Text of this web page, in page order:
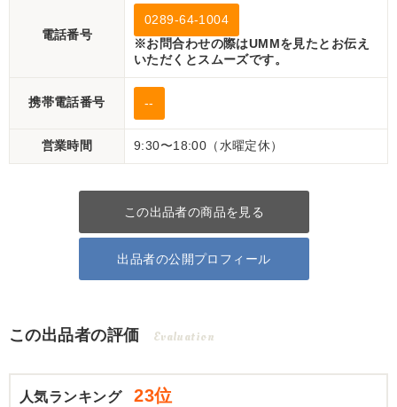
電話番号
0289-64-1004
※お問合わせの際はUMMを見たとお伝え
いただくとスムーズです。
携帯電話番号 --
営業時間 9:30〜18:00（水曜定休）
この出品者の商品を見る
出品者の公開プロフィール
この出品者の評価 Evaluation
人気ランキング 23位